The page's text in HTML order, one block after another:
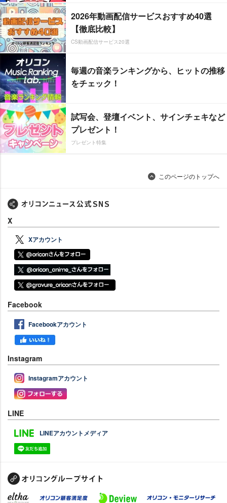
2026年動画配信サービスおすすめ40選
【徹底比較】
CS動画配信サービス20選
毎週の音楽ランキングから、ヒットの推移
をチェック！
試写会、登壇イベント、サインチェキなど
プレゼント！
プレゼント特集
このページのトップへ
X
Xアカウント
Facebook
Facebookアカウント
Instagram
Instagramアカウント
LINE
LINEアカウントメディア